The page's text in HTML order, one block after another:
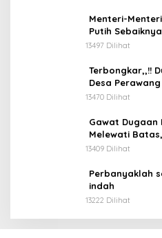
Menteri-
Putih
13497 Dilihat
Terbongkar,,!!
Desa
Tidak Jelas
13470 Dilihat
Gawat Dugaan
Melewati
ke APH dan
13409 Dilihat
Perbanyaklah
indah
13222 Dilihat